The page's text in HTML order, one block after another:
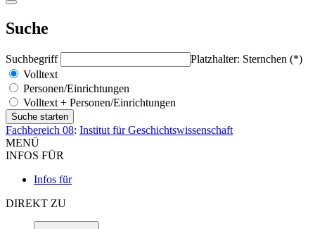
Suche
Suchbegriff
Platzhalter: Sternchen (*)
Volltext
Personen/Einrichtungen
Volltext + Personen/Einrichtungen
Fachbereich 08: Institut für Geschichtswissenschaft
MENÜ
INFOS FÜR
Infos für
DIREKT ZU